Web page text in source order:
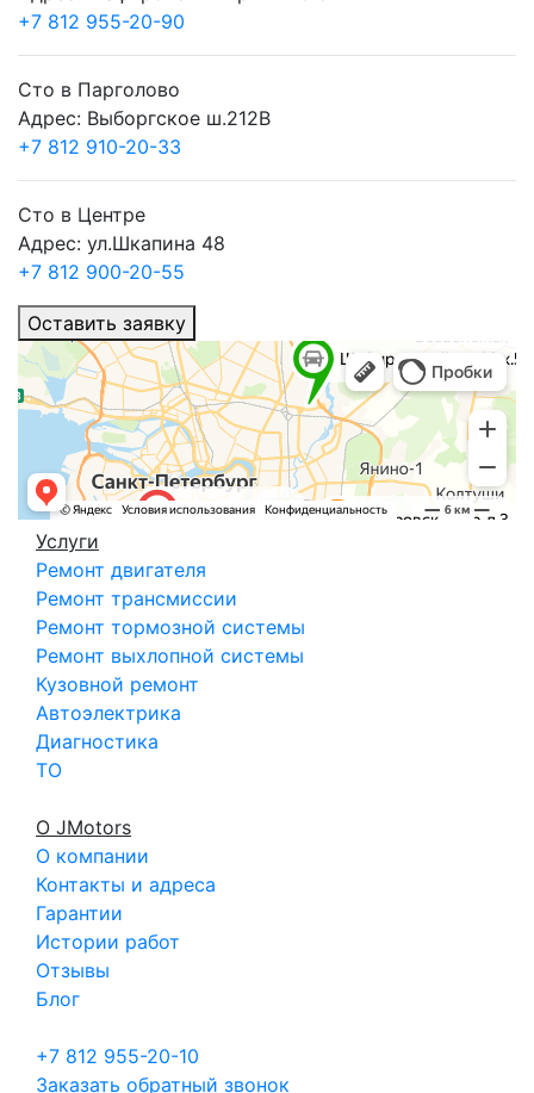
+7 812 955-20-90
Сто в Парголово
Адрес: Выборгское ш.212В
+7 812 910-20-33
Сто в Центре
Адрес: ул.Шкапина 48
+7 812 900-20-55
Оставить заявку
Услуги
Ремонт двигателя
Ремонт трансмиссии
Ремонт тормозной системы
Ремонт выхлопной системы
Кузовной ремонт
Автоэлектрика
Диагностика
ТО
О JMotors
О компании
Контакты и адреса
Гарантии
Истории работ
Отзывы
Блог
+7 812 955-20-10
Заказать обратный звонок